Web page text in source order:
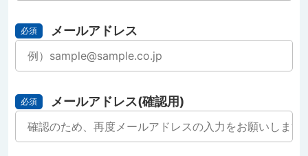
必須 メールアドレス
必須 メールアドレス(確認用)